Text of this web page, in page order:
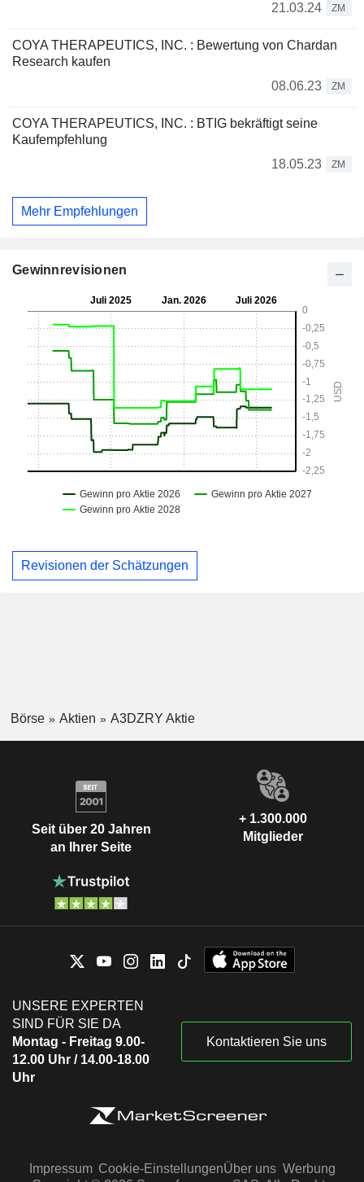
21.03.24
ZM
COYA THERAPEUTICS, INC. : Bewertung von Chardan
Research kaufen
08.06.23
ZM
COYA THERAPEUTICS, INC. : BTIG bekräftigt seine
Kaufempfehlung
18.05.23
ZM
Mehr Empfehlungen
Gewinnrevisionen
Revisionen der Schätzungen
Börse Aktien A3DZRY Aktie
Seit über 20 Jahren
an Ihrer Seite
+ 1.300.000
Mitglieder
UNSERE EXPERTEN
SIND FÜR SIE DA
Montag - Freitag 9.00-
12.00 Uhr / 14.00-18.00
Uhr
Kontaktieren Sie uns
Impressum Cookie-EinstellungenÜber uns Werbung